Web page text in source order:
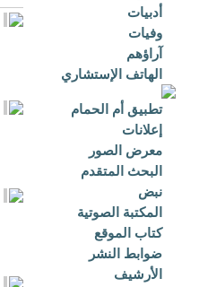
أدبيات
وفيات
آراؤهم
الهاتف الإستشاري
تطبيق أم الحمام
إعلانات
معرض الصور
البحث المتقدم
نبض
المكتبة الصوتية
كتاب الموقع
ضوابط النشر
الأرشيف